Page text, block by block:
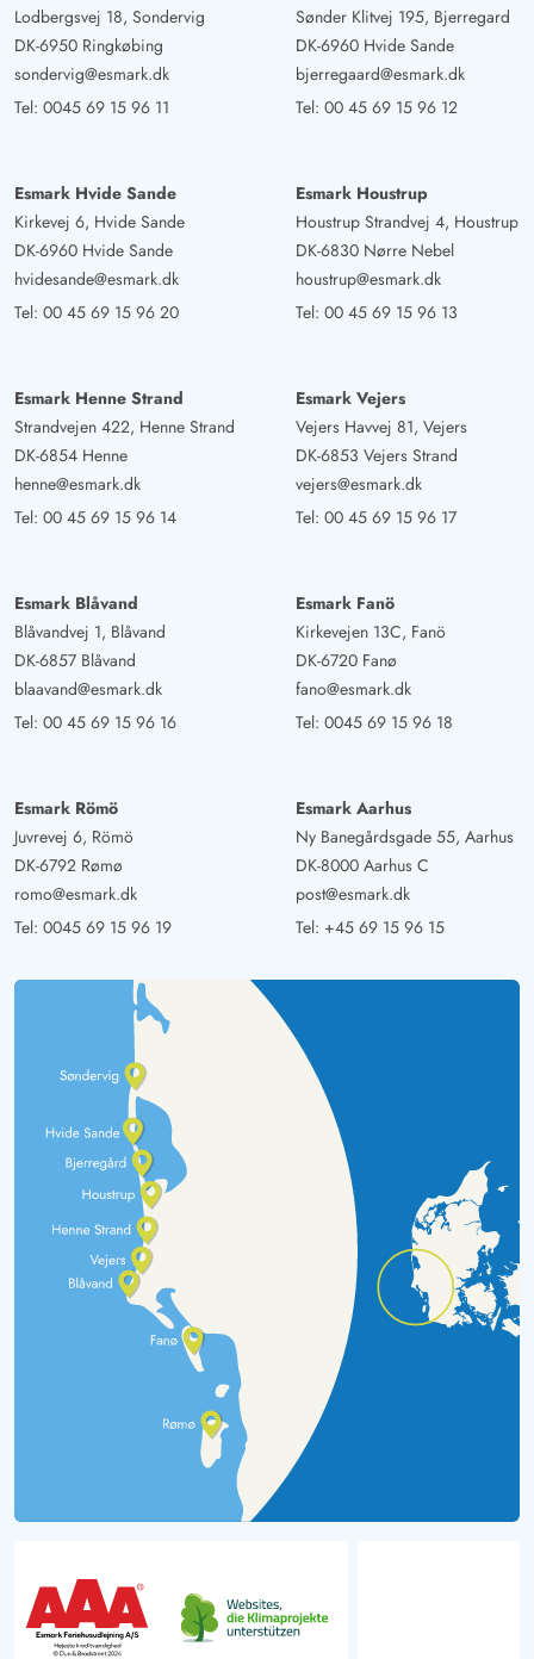
Lodbergsvej 18, Sondervig
DK-6950 Ringkøbing
sondervig@esmark.dk
Tel: 0045 69 15 96 11
Sønder Klitvej 195, Bjerregard
DK-6960 Hvide Sande
bjerregaard@esmark.dk
Tel: 00 45 69 15 96 12
Esmark Hvide Sande
Kirkevej 6, Hvide Sande
DK-6960 Hvide Sande
hvidesande@esmark.dk
Tel: 00 45 69 15 96 20
Esmark Houstrup
Houstrup Strandvej 4, Houstrup
DK-6830 Nørre Nebel
houstrup@esmark.dk
Tel: 00 45 69 15 96 13
Esmark Henne Strand
Strandvejen 422, Henne Strand
DK-6854 Henne
henne@esmark.dk
Tel: 00 45 69 15 96 14
Esmark Vejers
Vejers Havvej 81, Vejers
DK-6853 Vejers Strand
vejers@esmark.dk
Tel: 00 45 69 15 96 17
Esmark Blåvand
Blåvandvej 1, Blåvand
DK-6857 Blåvand
blaavand@esmark.dk
Tel: 00 45 69 15 96 16
Esmark Fanö
Kirkevejen 13C, Fanö
DK-6720 Fanø
fano@esmark.dk
Tel: 0045 69 15 96 18
Esmark Römö
Juvrevej 6, Römö
DK-6792 Rømø
romo@esmark.dk
Tel: 0045 69 15 96 19
Esmark Aarhus
Ny Banegårdsgade 55, Aarhus
DK-8000 Aarhus C
post@esmark.dk
Tel: +45 69 15 96 15